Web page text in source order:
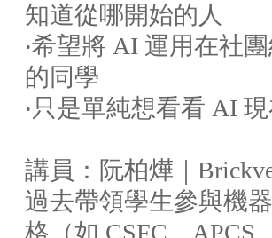
知道從哪開始的人
‧希望將 AI 運用在社
的同學
‧只是單純想看看 AI
講員：阮柏燁｜
過去帶領學生參與機
格（如 CSFC、APCS